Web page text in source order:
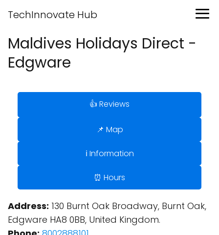
TechInnovate Hub
Maldives Holidays Direct -
Edgware
👍 Reviews
📌 Map
ℹ️ Information
⏰ Hours
Address: 130 Burnt Oak Broadway, Burnt Oak,
Edgware HA8 0BB, United Kingdom.